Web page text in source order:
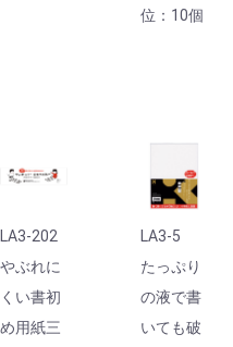
位：10個
LA3-202
やぶれに
くい書初
め用紙三
LA3-5
たっぷり
の液で書
いても破